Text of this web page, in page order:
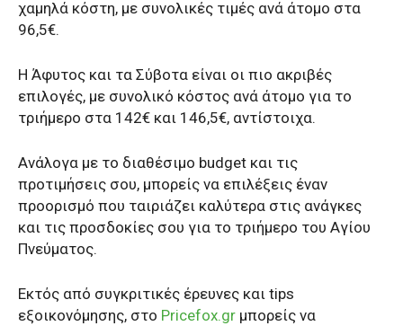
χαμηλά κόστη, με συνολικές τιμές ανά άτομο στα
96,5€.
Η Άφυτος και τα Σύβοτα είναι οι πιο ακριβές
επιλογές, με συνολικό κόστος ανά άτομο για το
τριήμερο στα 142€ και 146,5€, αντίστοιχα.
Ανάλογα με το διαθέσιμο budget και τις
προτιμήσεις σου, μπορείς να επιλέξεις έναν
προορισμό που ταιριάζει καλύτερα στις ανάγκες
και τις προσδοκίες σου για το τριήμερο του Αγίου
Πνεύματος.
Εκτός από συγκριτικές έρευνες και tips
εξοικονόμησης, στο Pricefox.gr μπορείς να